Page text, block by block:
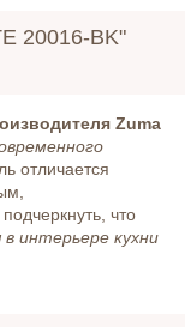
20016-BK"
Zuma
отличается
что
интерьере кухни